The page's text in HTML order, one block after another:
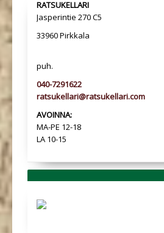
RATSUKELLARI
Jasperintie 270 C5
33960 Pirkkala
puh.
040-7291622
ratsukellari@ratsukellari.com
AVOINNA:
MA-PE 12-18
LA 10-15